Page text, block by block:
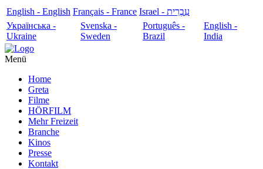
English - English Français - France
עִבְרִית - Israel
Українська -
Ukraine
Svenska -
Sweden
Português -
Brazil
English -
India
Menü
Home
Greta
Filme
HÖRFILM
Mehr Freizeit
Branche
Kinos
Presse
Kontakt